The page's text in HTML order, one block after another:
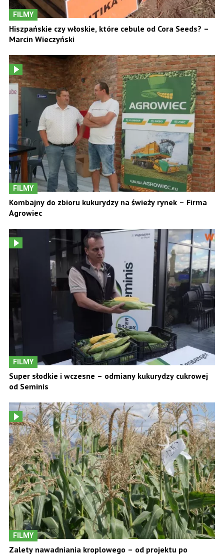
FILMY
Hiszpańskie czy włoskie, które cebule od Cora Seeds? –
Marcin Wieczyński
FILMY
Kombajny do zbioru kukurydzy na świeży rynek – Firma
Agrowiec
FILMY
Super słodkie i wczesne – odmiany kukurydzy cukrowej
od Seminis
FILMY
Zalety nawadniania kroplowego – od projektu po